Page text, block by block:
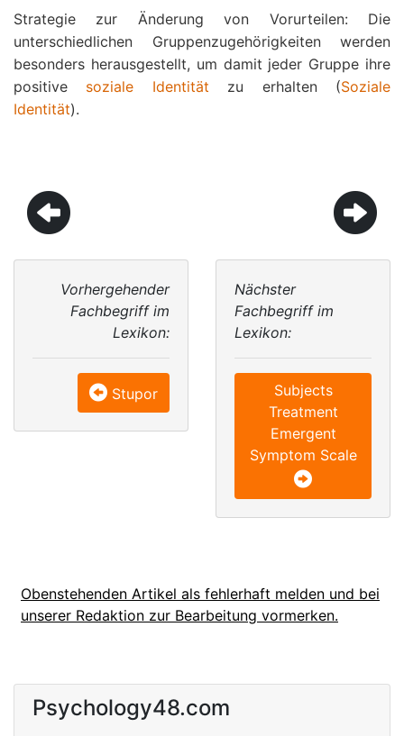
Strategie zur Änderung von Vorurteilen: Die
unterschiedlichen Gruppenzugehörigkeiten werden
besonders herausgestellt, um damit jeder Gruppe ihre
positive soziale Identität zu erhalten (Soziale
Identität).
Vorhergehender
Fachbegriff im
Lexikon:
Stupor
Nächster
Fachbegriff im
Lexikon:
Subjects
Treatment
Emergent
Symptom Scale
Obenstehenden Artikel als fehlerhaft melden und bei
unserer Redaktion zur Bearbeitung vormerken.
Psychology48.com